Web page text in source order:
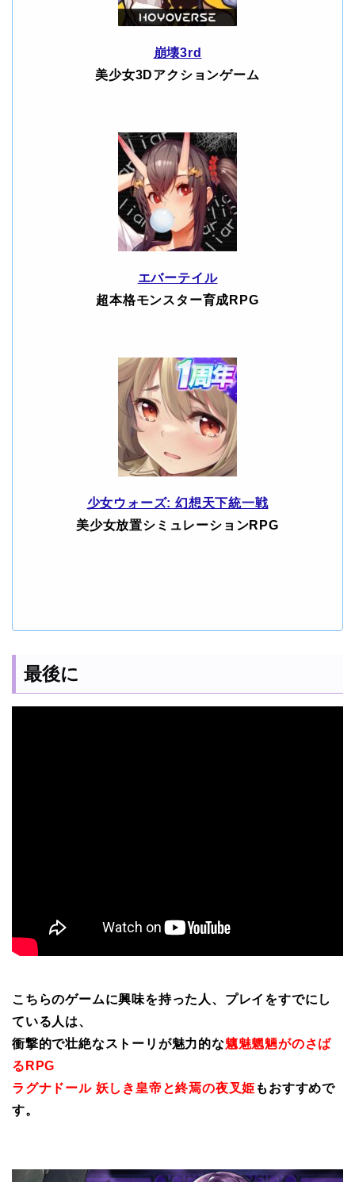
崩壊3rd
美少女3Dアクションゲーム
エバーテイル
超本格モンスター育成RPG
少女ウォーズ: 幻想天下統一戦
美少女放置シミュレーションRPG
最後に
こちらのゲームに興味を持った人、プレイをすでにし
ている人は、
衝撃的で壮絶なストーリが魅力的な魑魅魍魎がのさば
るRPG
ラグナドール 妖しき皇帝と終焉の夜叉姫 もおすすめで
す。